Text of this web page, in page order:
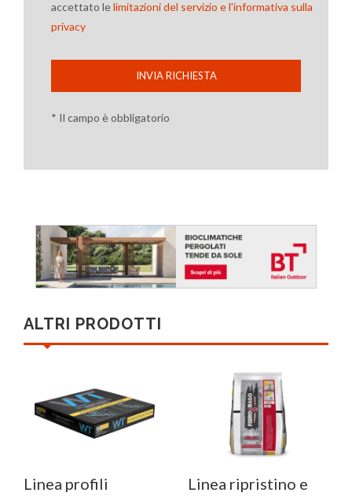
accettato lelimitazioni del servizio e l'informativa sulla
privacy
INVIA RICHIESTA
* Il campo è obbligatorio
ALTRI PRODOTTI
Linea profili
Linea ripristino e